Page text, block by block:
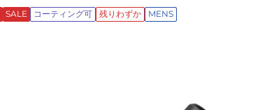
SALE コーティング可 残りわずか MENS